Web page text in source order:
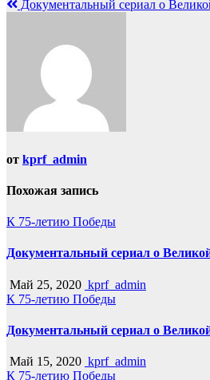
поДокументальный сериал о
от kprf_admin
Похожая запись
К 75-летию Победы
Документальный сериал о
Май 25, 2020 kprf_admin
К 75-летию Победы
Документальный сериал о
Май 15, 2020 kprf_admin
К 75-летию Победы